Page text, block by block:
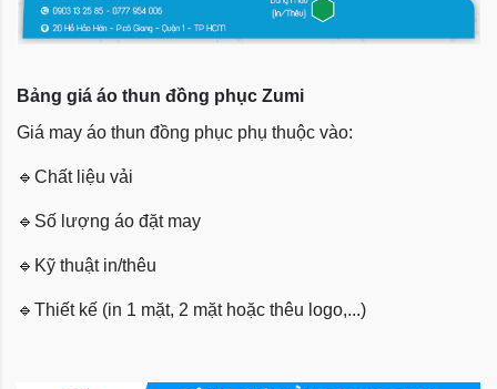
Bảng giá áo thun đồng phục Zumi
Giá may áo thun đồng phục phụ thuộc vào:
🔹 Chất liệu vải
🔹 Số lượng áo đặt may
🔹 Kỹ thuật in/thêu
🔹 Thiết kế (in 1 mặt, 2 mặt hoặc thêu logo,...)